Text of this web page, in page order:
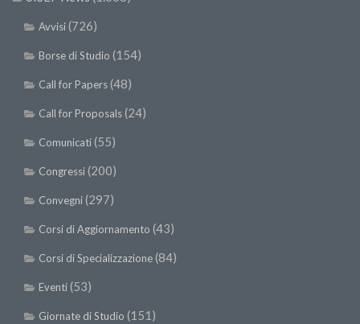
Avvisi(726)
Borse di Studio (154)
Call for Papers(48)
Call for Proposals(24)
Comunicati(55)
Congressi(200)
Convegni(297)
Corsi di Aggiornamento (43)
Corsi di Specializzazione(84)
Eventi(53)
Giornate di Studio (151)